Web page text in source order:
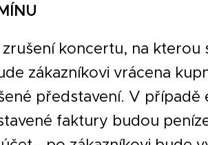
koncertu, na kterou
zákazníkovi vrácena
představení. V případě
faktury budou